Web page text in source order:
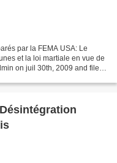
par la FEMA USA: Le
et la loi martiale en vue de
on juil 30th, 2009 and filed